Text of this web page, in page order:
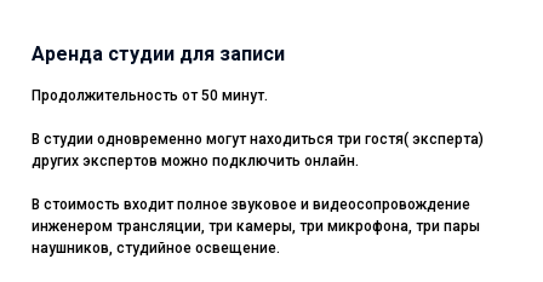
Аренда студии для записи
Продолжительность от 50 минут.
В студии одновременно могут находиться три гостя( эксперта)
других экспертов можно подключить онлайн.
В стоимость входит полное звуковое и видеосопровождение
инженером трансляции, три камеры, три микрофона, три пары
наушников, студийное освещение.